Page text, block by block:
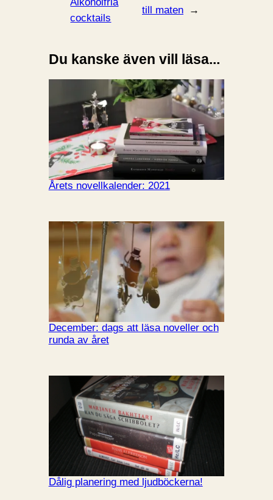
cocktails
till maten
→
Du kanske även vill läsa...
Årets novellkalender: 2021
December: dags att läsa noveller och
runda av året
Dålig planering med ljudböckerna!